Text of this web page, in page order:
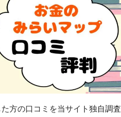
方の口コミを当サイト独自調査